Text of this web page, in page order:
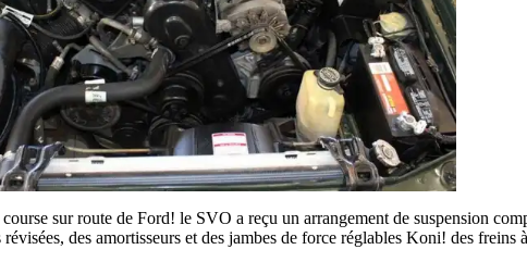
sur route de Ford! le SVO a reçu un arrangement de suspension
des amortisseurs et des jambes de force réglables Koni! des freins